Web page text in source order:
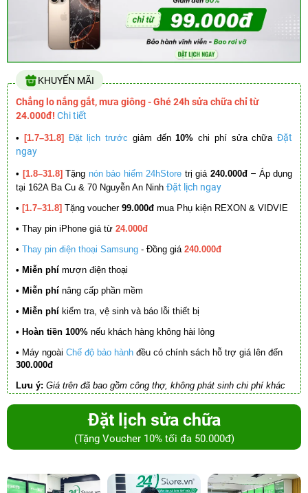
KHUYẾN MÃI
Chẳng lo nắng gắt, mưa giông - Ghé 24h sửa chữa chỉ từ
24.000đ! Chi tiết
• [1.7–31.8] Đặt lịch trước giảm đến10% chi phí sửa chữa Đặt
ngay
• [1.8–31.8] Tặng nón bảo hiểm 24hStore trị giá 240.000đ – Áp dụng
tại 162A Ba Cu & 70 Nguyễn An Ninh Đặt lịch ngay
• [1.7–31.8] Tặng voucher 99.000đ mua Phụ kiện REXON & VIDVIE
• Thay pin iPhone giá từ 24.000đ
• Thay pin điện thoại Samsung - Đồng giá 240.000đ
• Miễn phí mượn điện thoại
• Miễn phí nâng cấp phần mềm
• Miễn phí kiểm tra, vệ sinh và báo lỗi thiết bị
• Hoàn tiền 100% nếu khách hàng không hài lòng
• Máy ngoài Chế độ bảo hành đều có chính sách hỗ trợ giá lên đến
300.000đ
Lưu ý: Giá trên đã bao gồm công thợ, không phát sinh chi phí khác
Đặt lịch sửa chữa
(Tặng Voucher 10% tối đa 50.000đ)